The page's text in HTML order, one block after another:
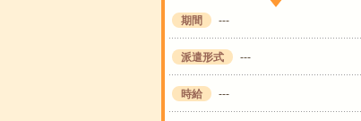
期間 ---
派遣形式 ---
時給 ---